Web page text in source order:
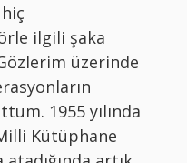
ilgili şaka
üzerinde
1955 yılında
Kütüphane